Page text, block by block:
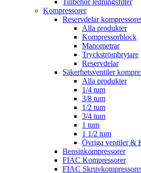
Tillbehör ledningsfilter
Kompressorer
Reservdelar
Alla produkter
Kompressorblock
Manometrar
Tryckströmbrytare
Reservdelar
Säkerhetsventiler
Alla produkter
1/4 tum
3/8 tum
1/2 tum
3/4 tum
1 tum
1 1/2 tum
Övriga ventiler &
Bensinkompressorer
FIAC Kompressorer
FIAC